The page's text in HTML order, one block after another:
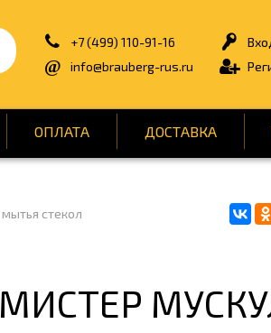
+7 (499) 110-91-16
info@brauberg-rus.ru
ОПЛАТА ДОСТАВКА
БЫТОВАЯ ТЕХНИКА
КАНЦТОВАРЫ
ОФИС
стекол
МИСТЕР